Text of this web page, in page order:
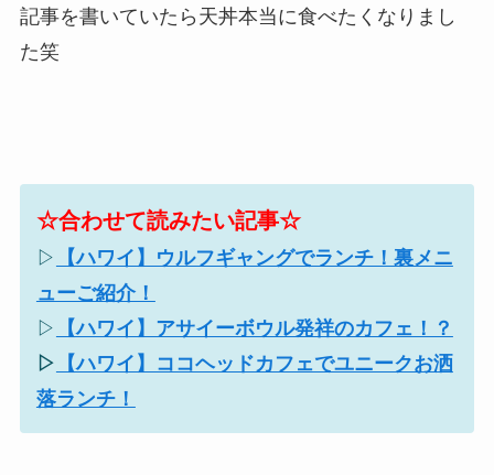
記事を書いていたら天丼本当に食べたくなりまし
た笑
☆合わせて読みたい記事☆
▷
【ハワイ】ウルフギャングでランチ！裏メニ
ューご紹介！
▷
【ハワイ】アサイーボウル発祥のカフェ！？
▷ 【ハワイ】ココヘッドカフェでユニークお洒
落ランチ！